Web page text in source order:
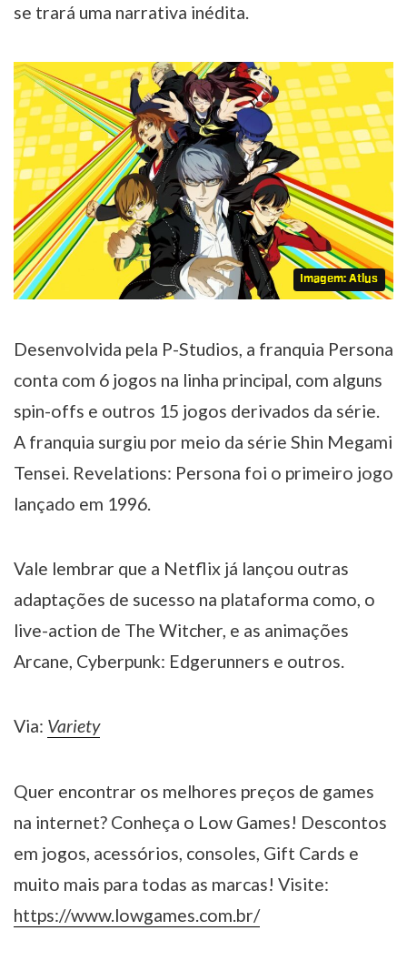
se trará uma narrativa inédita.
Imagem: Atlus
Desenvolvida pela P-Studios, a franquia Persona
conta com 6 jogos na linha principal, com alguns
spin-offs e outros 15 jogos derivados da série.
A franquia surgiu por meio da série Shin Megami
Tensei. Revelations: Persona foi o primeiro jogo
lançado em 1996.
Vale lembrar que a Netflix já lançou outras
adaptações de sucesso na plataforma como, o
live-action de The Witcher, e as animações
Arcane, Cyberpunk: Edgerunners e outros.
Via: Variety
Quer encontrar os melhores preços de games
na internet? Conheça o Low Games! Descontos
em jogos, acessórios, consoles, Gift Cards e
muito mais para todas as marcas! Visite:
https://www.lowgames.com.br/